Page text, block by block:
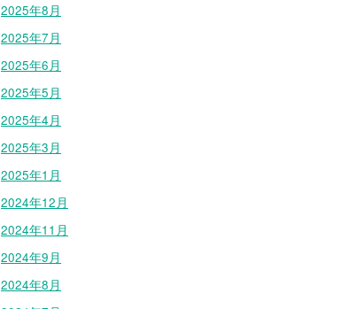
2025年8月
2025年7月
2025年6月
2025年5月
2025年4月
2025年3月
2025年1月
2024年12月
2024年11月
2024年9月
2024年8月